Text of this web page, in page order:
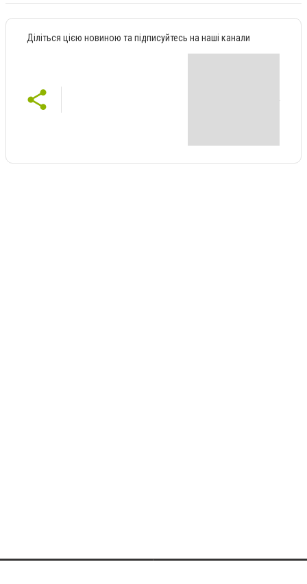
Діліться цією новиною та підписуйтесь на наші канали